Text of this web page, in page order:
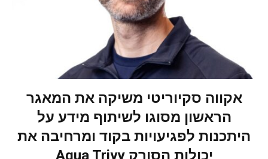
אקווה סקיוריטי משיקה את המאגר
הראשון מסוגו לשיתוף מידע על
היתכנות לפגיעויות בקוד ומרחיבה את
יכולות הסורק Aqua Trivy